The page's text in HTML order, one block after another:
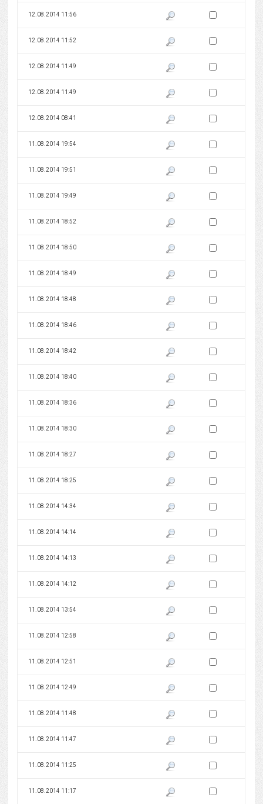
12.08.2014 11:56 Pokaż podgląd wersji z dnia
Zaznacz wersję do
12.08.2014 11:52 Pokaż podgląd wersji z dnia
Zaznacz wersję do
12.08.2014 11:49 Pokaż podgląd wersji z dnia
Zaznacz wersję do
12.08.2014 11:49 Pokaż podgląd wersji z dnia
Zaznacz wersję do
12.08.2014 08:41 Pokaż podgląd wersji z dnia
Zaznacz wersję do
11.08.2014 19:54 Pokaż podgląd wersji z dnia
Zaznacz wersję do
11.08.2014 19:51 Pokaż podgląd wersji z dnia
Zaznacz wersję do
11.08.2014 19:49 Pokaż podgląd wersji z dnia
Zaznacz wersję do
11.08.2014 18:52 Pokaż podgląd wersji z dnia
Zaznacz wersję do
11.08.2014 18:50 Pokaż podgląd wersji z dnia
Zaznacz wersję do
11.08.2014 18:49 Pokaż podgląd wersji z dnia
Zaznacz wersję do
11.08.2014 18:48 Pokaż podgląd wersji z dnia
Zaznacz wersję do
11.08.2014 18:46 Pokaż podgląd wersji z dnia
Zaznacz wersję do
11.08.2014 18:42 Pokaż podgląd wersji z dnia
Zaznacz wersję do
11.08.2014 18:40 Pokaż podgląd wersji z dnia
Zaznacz wersję do
11.08.2014 18:36 Pokaż podgląd wersji z dnia
Zaznacz wersję do
11.08.2014 18:30 Pokaż podgląd wersji z dnia
Zaznacz wersję do
11.08.2014 18:27 Pokaż podgląd wersji z dnia
Zaznacz wersję do
11.08.2014 18:25 Pokaż podgląd wersji z dnia
Zaznacz wersję do
11.08.2014 14:34 Pokaż podgląd wersji z dnia
Zaznacz wersję do
11.08.2014 14:14 Pokaż podgląd wersji z dnia
Zaznacz wersję do
11.08.2014 14:13 Pokaż podgląd wersji z dnia
Zaznacz wersję do
11.08.2014 14:12 Pokaż podgląd wersji z dnia
Zaznacz wersję do
11.08.2014 13:54 Pokaż podgląd wersji z dnia
Zaznacz wersję do
11.08.2014 12:58 Pokaż podgląd wersji z dnia
Zaznacz wersję do
11.08.2014 12:51 Pokaż podgląd wersji z dnia
Zaznacz wersję do
11.08.2014 12:49 Pokaż podgląd wersji z dnia
Zaznacz wersję do
11.08.2014 11:48 Pokaż podgląd wersji z dnia
Zaznacz wersję do
11.08.2014 11:47 Pokaż podgląd wersji z dnia
Zaznacz wersję do
11.08.2014 11:25 Pokaż podgląd wersji z dnia
Zaznacz wersję do
11.08.2014 11:17 Pokaż podgląd wersji z dnia
Zaznacz wersję do